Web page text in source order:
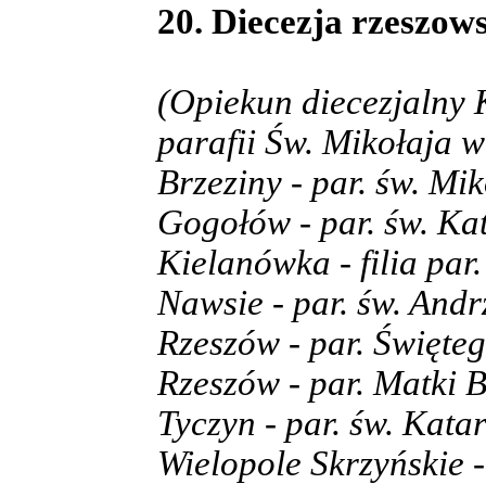
20. Diecezja
(Opiekun diecezjalny
parafii Św. Mikołaja
Brzeziny - par. św.
Gogołów - par. św.
Kielanówka - filia
Nawsie - par. św.
Rzeszów - par.
Rzeszów - par. Matki
Tyczyn - par. św.
Wielopole Skrzyńskie